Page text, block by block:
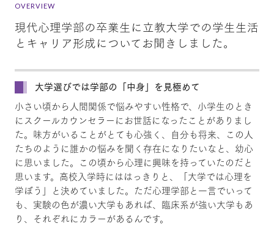
OVERVIEW
現代心理学部の卒業生に立教大学での学生生活
とキャリア形成についてお聞きしました。
大学選びでは学部の「中身」を見極めて
小さい頃から人間関係で悩みやすい性格で、小学生のとき
にスクールカウンセラーにお世話になったことがありまし
た。味方がいることがとても心強く、自分も将来、この人
たちのように誰かの悩みを聞く存在になりたいなと、幼心
に思いました。この頃から心理に興味を持っていたのだと
思います。高校入学時にははっきりと、「大学では心理を
学ぼう」と決めていました。ただ心理学部と一言でいって
も、実験の色が濃い大学もあれば、臨床系が強い大学もあ
り、それぞれにカラーがあるんです。